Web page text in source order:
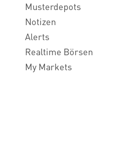
Musterdepots
Notizen
Alerts
Realtime Börsen
My Markets